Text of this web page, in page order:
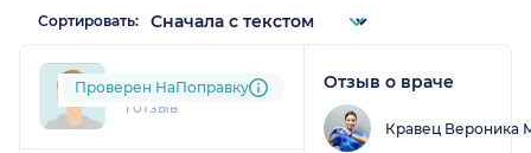
Сортировать:
+7xxxxxxxx24
1 отзыв
Проверен НаПоправку Отзыв о враче
Кравец Вероника